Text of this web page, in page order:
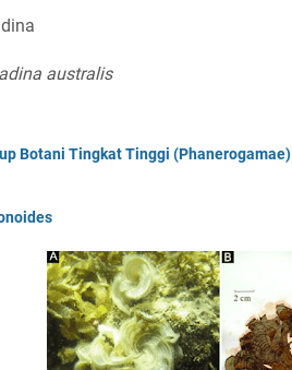
australis
Botani Tingkat Tinggi (Phanerogamae)